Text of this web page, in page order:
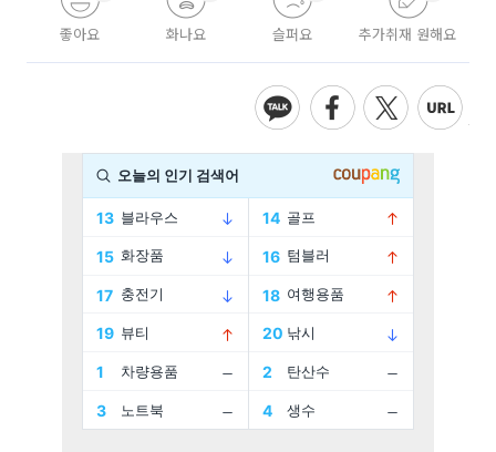
좋아요 화나요 슬퍼요 추가취재 원해요